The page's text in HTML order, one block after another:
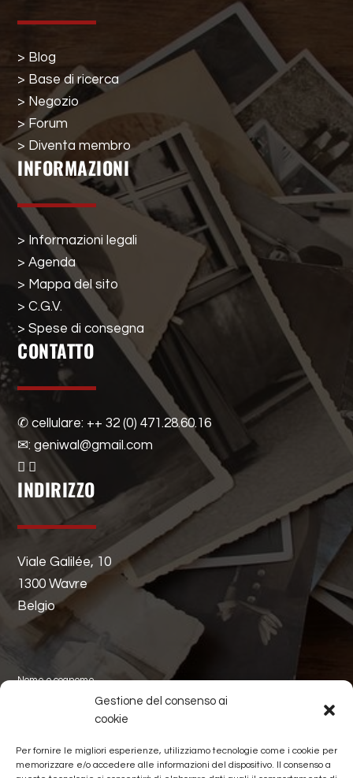
Gestione del consenso ai
cookie
Per fornire le migliori esperienze, utilizziamo tecnologie come i cookie per
memorizzare e/o accedere alle informazioni del dispositivo. Il consenso a
> Blog
> Base di ricerca
> Negozio
> Forum
> Diventa membro
INFORMAZIONI
> Informazioni legali
> Agenda
> Mappa del sito
> C.G.V.
> Spese di consegna
CONTATTO
✆ cellulare: ++ 32 (0) 471.28.60.16
✉: geniwal@gmail.com
INDIRIZZO
Viale Galilée, 10
1300 Wavre
Belgio
Nome o cognome
Email